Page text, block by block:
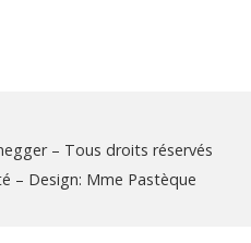
– Tous droits réservés
– Design: Mme Pastèque